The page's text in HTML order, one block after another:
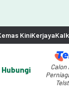
KiniKerjaya
Hubungi
Calon